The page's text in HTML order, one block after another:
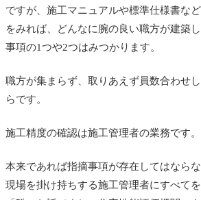
ですが、施工マニュアルや標準仕様書な
をみれば、どんなに腕の良い職方が建築
事項の1つや2つはみつかります。
職方が集まらず、取りあえず員数合わせ
らです。
施工精度の確認は施工管理者の業務です。
本来であれば指摘事項が存在してはなら
現場を掛け持ちする施工管理者にすべて